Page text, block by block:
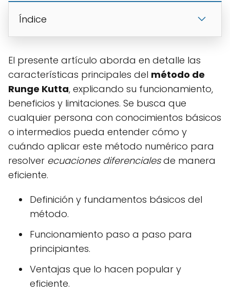
Índice
El presente artículo aborda en detalle las
características principales del método de
Runge Kutta, explicando su funcionamiento,
beneficios y limitaciones. Se busca que
cualquier persona con conocimientos básicos
o intermedios pueda entender cómo y
cuándo aplicar este método numérico para
resolver ecuaciones diferencialesde manera
eficiente.
Definición y fundamentos básicos del
método.
Funcionamiento paso a paso para
principiantes.
Ventajas que lo hacen popular y
eficiente.